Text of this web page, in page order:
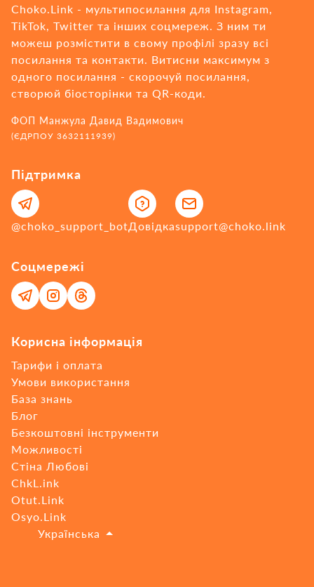
Choko.Link - мультипосилання для Instagram,
TikTok, Twitter та інших соцмереж. З ним ти
можеш розмістити в свому профілі зразу всі
посилання та контакти. Витисни максимум з
одного посилання - cкорочуй посилання,
створюй біосторінки та QR-коди.
ФОП Манжула Давид Вадимович
(ЄДРПОУ 3632111939)
Підтримка
@choko_support_botДовідкаsupport@choko.link
Соцмережі
Корисна інформація
Тарифи і оплата
Умови використання
База знань
Блог
Безкоштовні інструменти
Можливості
Стіна Любові
ChkL.ink
Otut.Link
Osyo.Link
Українська